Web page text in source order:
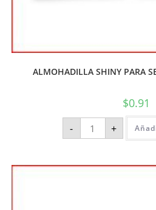
ALMOHADILLA SHINY PARA
$0.91
- +